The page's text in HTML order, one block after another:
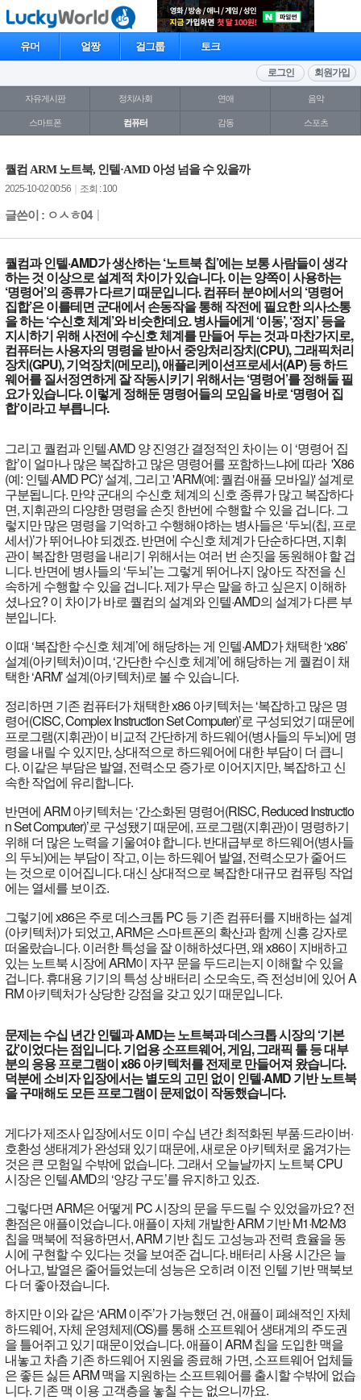
유머 얼짱 걸그룹 토크
회원가입
로그인
자유게시판 정치/사회 연애 음악
스마트폰 컴퓨터 감동 스포츠
퀄컴 ARM 노트북, 인텔·AMD 아성 넘을 수 있을까
2025-10-02 00:56 조회 : 100
글쓴이 : ㅇㅅㅎ04｜
퀄컴과 인텔·AMD가 생산하는 ‘노트북 칩’에는 보통 사람들이 생각
하는 것 이상으로 설계적 차이가 있습니다. 이는 양쪽이 사용하는
‘명령어’의 종류가 다르기 때문입니다. 컴퓨터 분야에서의 ‘명령어
집합’은 이를테면 군대에서 손동작을 통해 작전에 필요한 의사소통
을 하는 ‘수신호 체계’와 비슷한데요. 병사들에게 ‘이동’, ‘정지’ 등을
지시하기 위해 사전에 수신호 체계를 만들어 두는 것과 마찬가지로,
컴퓨터는 사용자의 명령을 받아서 중앙처리장치(CPU), 그래픽처리
장치(GPU), 기억장치(메모리), 애플리케이션프로세서(AP) 등 하드
웨어를 질서정연하게 잘 작동시키기 위해서는 ‘명령어’를 정해둘 필
요가 있습니다. 이렇게 정해둔 명령어들의 모임을 바로 ‘명령어 집
합’이라고 부릅니다.
그리고 퀄컴과 인텔·AMD 양 진영간 결정적인 차이는 이 ‘명령어 집
합’이 얼마나 많은 복잡하고 많은 명령어를 포함하느냐에 따라 'X86
(예: 인텔·AMD PC)' 설계, 그리고 'ARM(예: 퀄컴·애플 모바일)' 설계로
구분됩니다. 만약 군대의 수신호 체계의 신호 종류가 많고 복잡하다
면, 지휘관의 다양한 명령을 손짓 한번에 수행할 수 있을 겁니다. 그
렇지만 많은 명령을 기억하고 수행해야하는 병사들은 ‘두뇌(칩, 프로
세서)’가 뛰어나야 되겠죠. 반면에 수신호 체계가 단순하다면, 지휘
관이 복잡한 명령을 내리기 위해서는 여러 번 손짓을 동원해야 할 겁
니다. 반면에 병사들의 ‘두뇌’는 그렇게 뛰어나지 않아도 작전을 신
속하게 수행할 수 있을 겁니다. 제가 무슨 말을 하고 싶은지 이해하
셨나요? 이 차이가 바로 퀄컴의 설계와 인텔·AMD의 설계가 다른 부
분입니다.
이때 ‘복잡한 수신호 체계’에 해당하는 게 인텔·AMD가 채택한 ‘x86’
설계(아키텍처)이며, ‘간단한 수신호 체계’에 해당하는 게 퀄컴이 채
택한 ‘ARM’ 설계(아키텍처)로 볼 수 있습니다.
정리하면 기존 컴퓨터가 채택한 x86 아키텍처는 ‘복잡하고 많은 명
령어(CISC, Complex Instruction Set Computer)’로 구성되었기 때문에
프로그램(지휘관)이 비교적 간단하게 하드웨어(병사들의 두뇌)에 명
령을 내릴 수 있지만, 상대적으로 하드웨어에 대한 부담이 더 큽니
다. 이같은 부담은 발열, 전력소모 증가로 이어지지만, 복잡하고 신
속한 작업에 유리합니다.
반면에 ARM 아키텍처는 ‘간소화된 명령어(RISC, Reduced Instructio
n Set Computer)’로 구성됐기 때문에, 프로그램(지휘관)이 명령하기
위해 더 많은 노력을 기울여야 합니다. 반대급부로 하드웨어(병사들
의 두뇌)에는 부담이 작고, 이는 하드웨어 발열, 전력소모가 줄어드
는 것으로 이어집니다. 대신 상대적으로 복잡한 대규모 컴퓨팅 작업
에는 열세를 보이죠.
그렇기에 x86은 주로 데스크톱 PC 등 기존 컴퓨터를 지배하는 설계
(아키텍처)가 되었고, ARM은 스마트폰의 확산과 함께 신흥 강자로
떠올랐습니다. 이러한 특성을 잘 이해하셨다면, 왜 x86이 지배하고
있는 노트북 시장에 ARM이 자꾸 문을 두드리는지 이해할 수 있을
겁니다. 휴대용 기기의 특성 상 배터리 소모속도, 즉 전성비에 있어 A
RM 아키텍처가 상당한 강점을 갖고 있기 때문입니다.
문제는 수십 년간 인텔과 AMD는 노트북과 데스크톱 시장의 ‘기본
값’이었다는 점입니다. 기업용 소프트웨어, 게임, 그래픽 툴 등 대부
분의 응용 프로그램이 x86 아키텍처를 전제로 만들어져 왔습니다.
덕분에 소비자 입장에서는 별도의 고민 없이 인텔·AMD 기반 노트북
을 구매해도 모든 프로그램이 문제없이 작동했습니다.
게다가 제조사 입장에서도 이미 수십 년간 최적화된 부품·드라이버·
호환성 생태계가 완성돼 있기 때문에, 새로운 아키텍처로 옮겨가는
것은 큰 모험일 수밖에 없습니다. 그래서 오늘날까지 노트북 CPU
시장은 인텔·AMD의 ‘양강 구도’를 유지하고 있죠.
그렇다면 ARM은 어떻게 PC 시장의 문을 두드릴 수 있었을까요? 전
환점은 애플이었습니다. 애플이 자체 개발한 ARM 기반 M1·M2·M3
칩을 맥북에 적용하면서, ARM 기반 칩도 고성능과 전력 효율을 동
시에 구현할 수 있다는 것을 보여준 겁니다. 배터리 사용 시간은 늘
어나고, 발열은 줄어들었는데 성능은 오히려 이전 인텔 기반 맥북보
다 더 좋아졌습니다.
하지만 이와 같은 ‘ARM 이주’가 가능했던 건, 애플이 폐쇄적인 자체
하드웨어, 자체 운영체제(OS)를 통해 소프트웨어 생태계의 주도권
을 틀어쥐고 있기 때문이었습니다. 애플이 ARM 칩을 도입한 맥을
내놓고 차츰 기존 하드웨어 지원을 종료해 가면, 소프트웨어 업체들
은 좋든 싫든 ARM 맥을 지원하는 소프트웨어를 출시할 수밖에 없습
니다. 기존 맥 이용 고객층을 놓칠 수는 없으니까요.